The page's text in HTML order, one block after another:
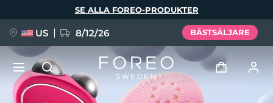
SE ALLA FOREO-PRODUKTER
US 8/12/26 BÄSTSÄLJARE